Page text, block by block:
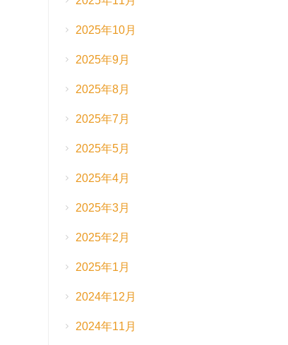
2025年10月
2025年9月
2025年8月
2025年7月
2025年5月
2025年4月
2025年3月
2025年2月
2025年1月
2024年12月
2024年11月